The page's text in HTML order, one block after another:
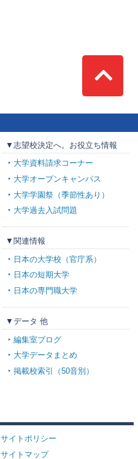
Top
▼志望校決定へ。お役立ち情報
大学資料請求コーナー
大学オープンキャンパス
大学学園祭（季節性あり）
大学過去入試問題
▼関連情報
日本の大学校（官庁系）
日本の短期大学
日本の専門職大学
▼データ 他
編集室ブログ
大学データまとめ
掲載校索引（50音別）
サイトポリシー
サイトマップ